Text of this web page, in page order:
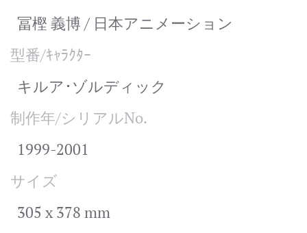
冨樫 義博 / 日本アニメーション
型番/ｷｬﾗｸﾀｰ
キルア･ゾルディック
制作年/シリアルNo.
1999-2001
サイズ
305 x 378 mm